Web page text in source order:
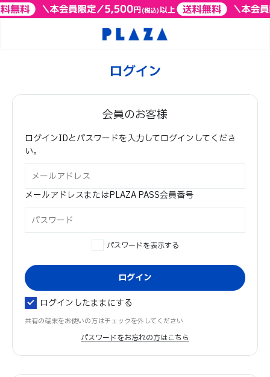
ログイン
会員のお客様
ログインIDとパスワードを入力してログインしてくださ
い。
メールアドレスまたはPLAZA PASS会員番号
パスワードを表示する
ログインしたままにする
共有の端末をお使いの方はチェックを外してください
パスワードをお忘れの方はこちら